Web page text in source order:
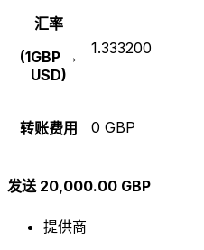
汇率
(1GBP →
USD)
1.333200
转账费用 0 GBP
发送 20,000.00 GBP
提供商